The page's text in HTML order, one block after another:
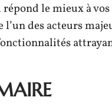
le mieux à
l’un des acteurs